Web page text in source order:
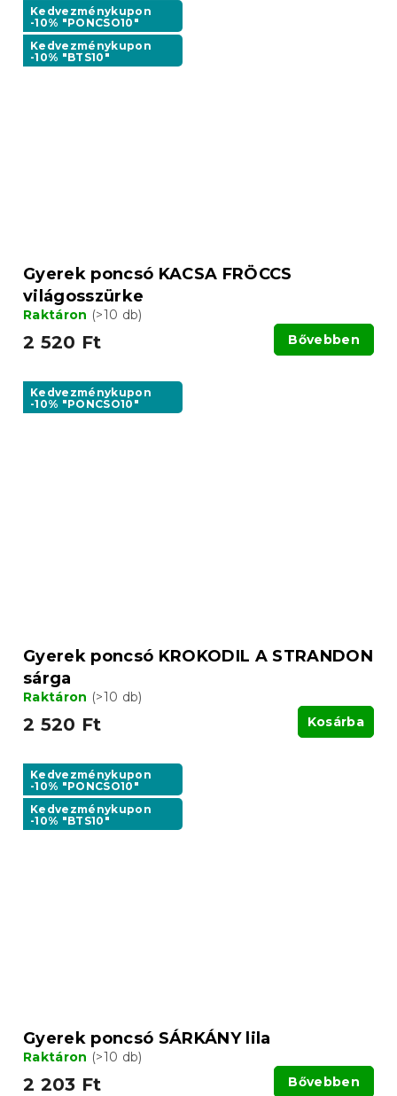
Kedvezménykupon
-10% "PONCSO10"
Kedvezménykupon
-10% "BTS10"
Gyerek poncsó KACSA FRÖCCS
világosszürke
Raktáron (>10 db)
2 520 Ft Bővebben
Kedvezménykupon
-10% "PONCSO10"
Gyerek poncsó KROKODIL A STRANDON
sárga
Raktáron (>10 db)
2 520 Ft Kosárba
Kedvezménykupon
-10% "PONCSO10"
Kedvezménykupon
-10% "BTS10"
Gyerek poncsó SÁRKÁNY lila
Raktáron (>10 db)
2 203 Ft Bővebben